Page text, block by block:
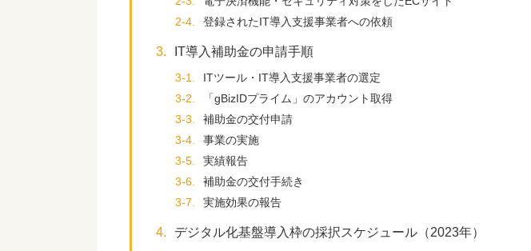
2-4.
登録されたIT導入支援事業者への依頼
3. IT導入補助金の申請手順
3-1.
ITツール・IT導入支援事業者の選定
3-2.
「gBizIDプライム」のアカウント取得
3-3.
補助金の交付申請
3-4.
事業の実施
3-5.
実績報告
3-6.
補助金の交付手続き
3-7.
実施効果の報告
4. デジタル化基盤導入枠の採択スケジュール（2023年）